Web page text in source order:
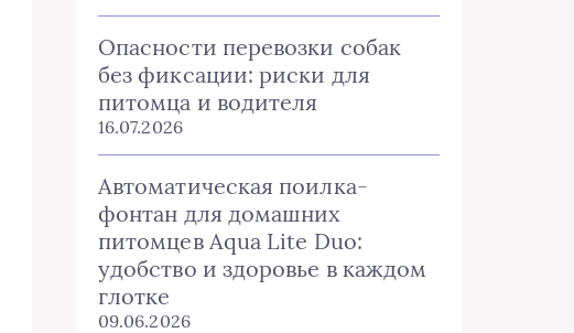
Опасности перевозки собак
без фиксации: риски для
питомца и водителя
16.07.2026
Автоматическая поилка-
фонтан для домашних
питомцев Aqua Lite Duo:
удобство и здоровье в каждом
глотке
09.06.2026